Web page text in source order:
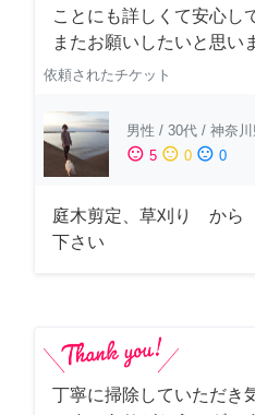
ことにも詳しくて安心し
またお願いしたいと思い
依頼されたチケット
男性 / 30代 / 神奈川
sentiment_satisfied 5 sentiment_neutral 0 sentiment_dissatisfied 0
庭木剪定、草刈り か
下さい
丁寧に掃除していただき